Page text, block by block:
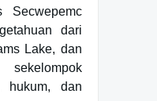
Secwepemc
dari
Lake, dan
hukum, dan